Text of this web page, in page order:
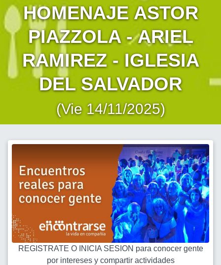
HOMENAJE ASTOR
PIAZZOLA - ARIEL
RAMIREZ - IGLESIA
DEL SALVADOR
(Vie 14/11/2025)
REGISTRATE O INICIA SESION para conocer gente
por intereses y compartir actividades